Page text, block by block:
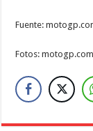
Fuente:
Fotos: motogp.com